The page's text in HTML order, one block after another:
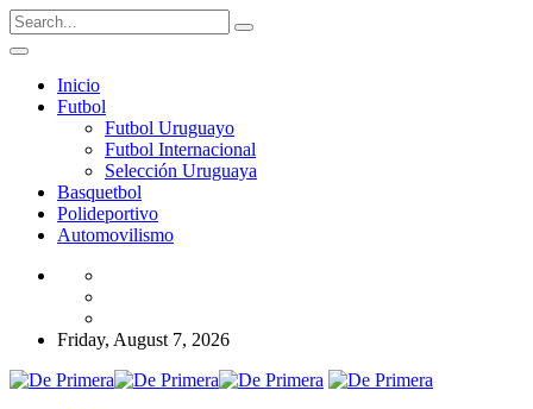
Inicio
Futbol
Futbol Uruguayo
Futbol Internacional
Selección Uruguaya
Basquetbol
Polideportivo
Automovilismo
Friday, August 7, 2026